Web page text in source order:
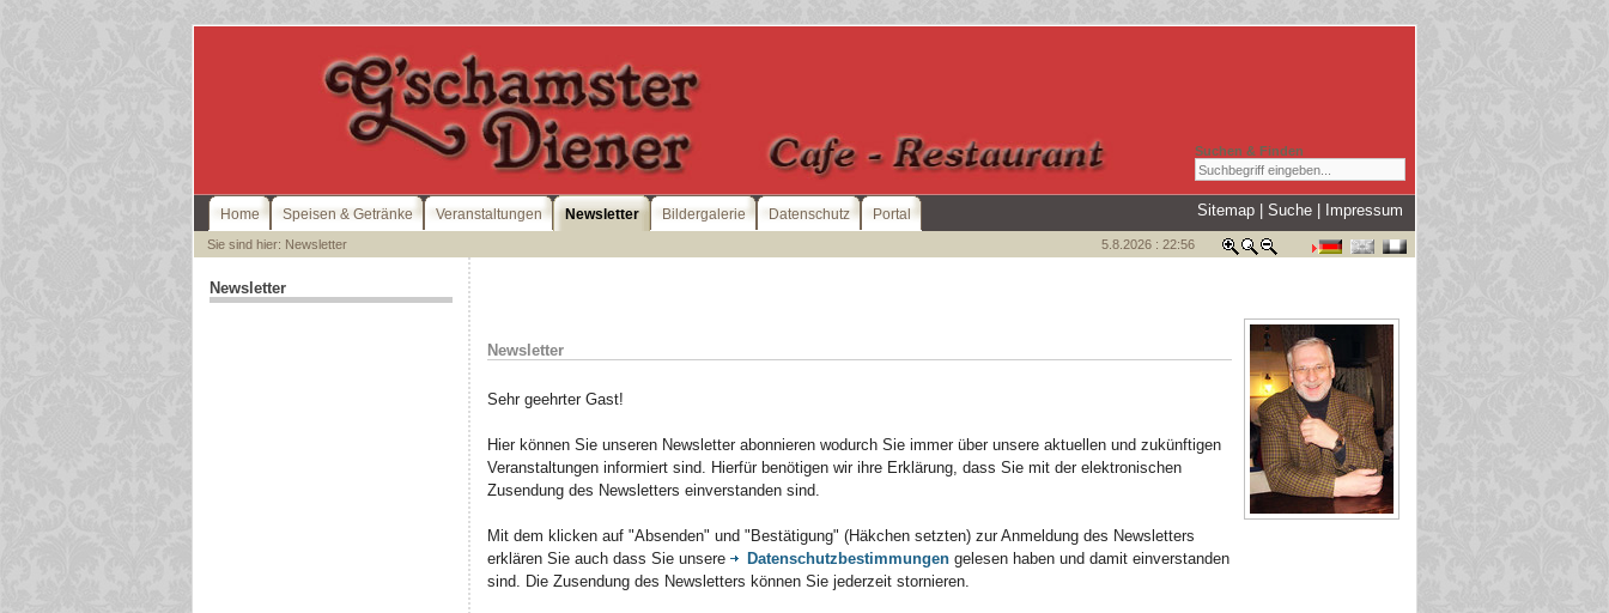
Suchen & Finden
Sitemap |Suche Impressum
Home Speisen & Getränke Veranstaltungen Newsletter Bildergalerie Datenschutz Portal
Sie sind hier: Newsletter 5.8.2026 : 22:56
Newsletter
Newsletter
Sehr geehrter Gast!
Hier können Sie unseren Newsletter abonnieren wodurch Sie immer über unsere aktuellen und zukünftigen
Veranstaltungen informiert sind. Hierfür benötigen wir ihre Erklärung, dass Sie mit der elektronischen
Zusendung des Newsletters einverstanden sind.
Mit dem klicken auf "Absenden" und "Bestätigung" (Häkchen setzten) zur Anmeldung des Newsletters
erklären Sie auch dass Sie unsere
Datenschutzbestimmungengelesen haben und damit einverstanden
sind. Die Zusendung des Newsletters können Sie jederzeit stornieren.